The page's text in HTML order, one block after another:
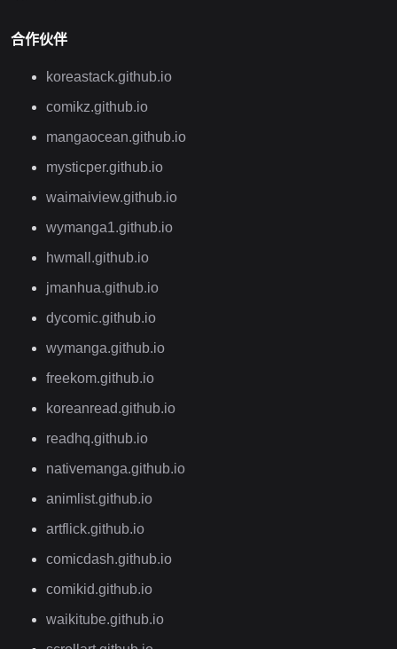
合作伙伴
koreastack.github.io
comikz.github.io
mangaocean.github.io
mysticper.github.io
waimaiview.github.io
wymanga1.github.io
hwmall.github.io
jmanhua.github.io
dycomic.github.io
wymanga.github.io
freekom.github.io
koreanread.github.io
readhq.github.io
nativemanga.github.io
animlist.github.io
artflick.github.io
comicdash.github.io
comikid.github.io
waikitube.github.io